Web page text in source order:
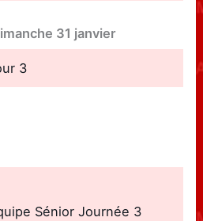
31 janvier
3
Sénior Journée 3